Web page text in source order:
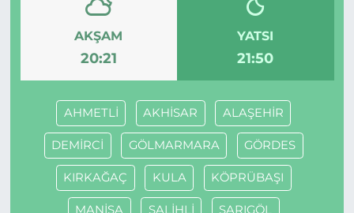
AKŞAM
20:21
YATSI
21:50
AHMETLİ AKHİSAR ALAŞEHİR
DEMİRCİ GÖLMARMARA GÖRDES
KIRKAĞAÇ KULA KÖPRÜBAŞI
MANİSA SALİHLİ SARIGÖL